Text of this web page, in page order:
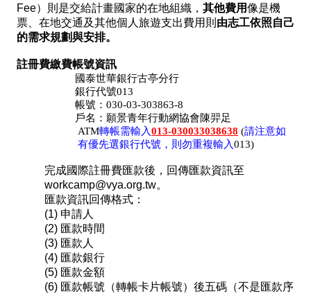
Fee）則是交給計畫國家的在地組織， 其他費用像是機
票、在地交通及其他個人旅遊支出費用則 由志工依照自己
的需求規劃與安排。
註冊費繳費帳號資訊
國泰世華銀行古亭分行
銀行代號013
帳號：030-03-303863-8
戶名：願景青年行動網協會陳羿足
ATM轉帳需輸入013-030033038638 (請注意如
有優先選銀行代號，則勿重複輸入013)
完成國際註冊費匯款後，回傳匯款資訊至
workcamp@vya.org.tw。
匯款資訊回傳格式：
(1) 申請人
(2) 匯款時間
(3) 匯款人
(4) 匯款銀行
(5) 匯款金額
(6) 匯款帳號（轉帳卡片帳號）後五碼（不是匯款序